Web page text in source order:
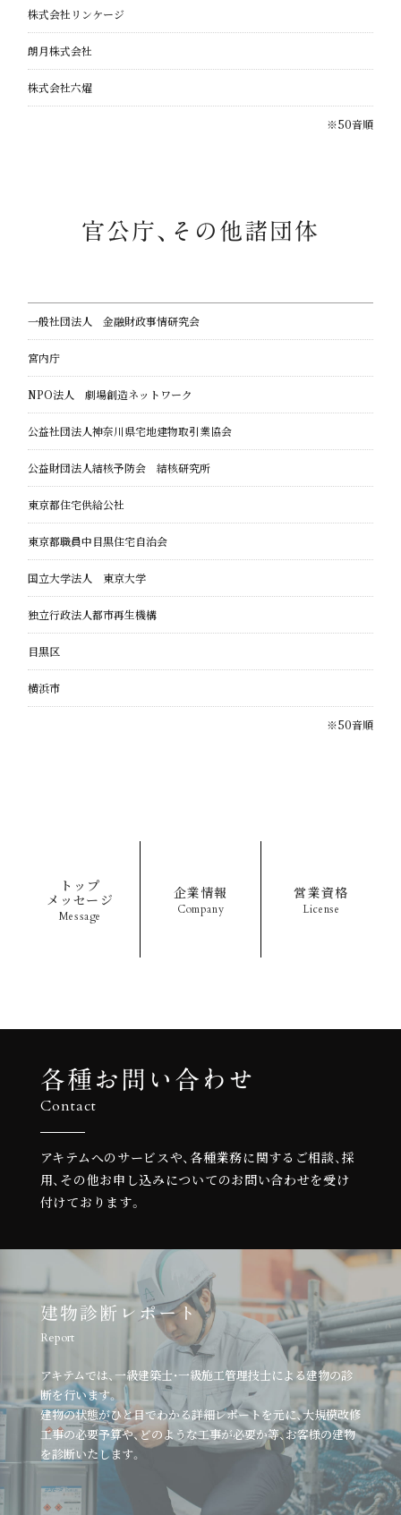
株式会社リンケージ
朗月株式会社
株式会社六燿
※50音順
官公庁、 その他諸団体
一般社団法人 金融財政事情研究会
宮内庁
NPO法人 劇場創造ネットワーク
公益社団法人神奈川県宅地建物取引業協会
公益財団法人結核予防会 結核研究所
東京都住宅供給公社
東京都職員中目黒住宅自治会
国立大学法人 東京大学
独立行政法人都市再生機構
目黒区
横浜市
※50音順
トップ
メッセージ
Message
企業情報
Company
営業資格
License
各種お問い合わせ
Contact
アキテムへのサービスや、各種業務に関するご相談、 採
用、その他お申し込みについてのお問い合わせを受け
付けております。
建物診断レポート
Report
アキテムでは、一級建築士・一級施工管理技士による建物の診
断を行います。
建物の状態がひと目でわかる詳細レポートを元に、大規模改修
工事の必要予算や、どのような工事が必要か等、お客様の建物
を診断いたします。